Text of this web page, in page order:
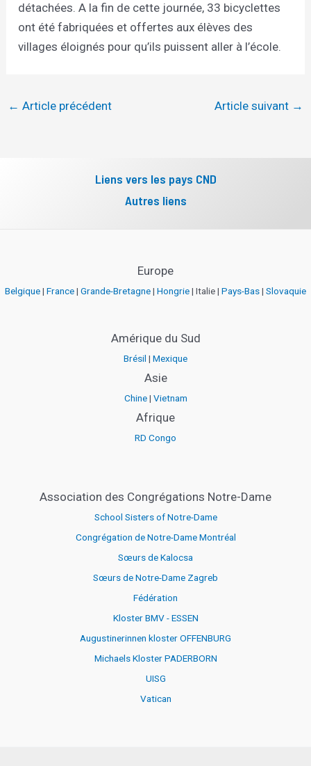
détachées. A la fin de cette journée, 33 bicyclettes
ont été fabriquées et offertes aux élèves des
villages éloignés pour qu’ils puissent aller à l’école.
← Article précédent Article suivant →
Liens vers les pays CND
Autres liens
Europe
Belgique| France| Grande-Bretagne| Hongrie| Italie | Pays-Bas| Slovaquie
Amérique du Sud
Brésil | Mexique
Asie
Chine| Vietnam
Afrique
RD Congo
Association des Congrégations Notre-Dame
School Sisters of Notre-Dame
Congrégation de Notre-Dame Montréal
Sœurs de Kalocsa
Sœurs de Notre-Dame Zagreb
Fédération
Kloster BMV - ESSEN
Augustinerinnen kloster OFFENBURG
Michaels Kloster PADERBORN
UISG
Vatican